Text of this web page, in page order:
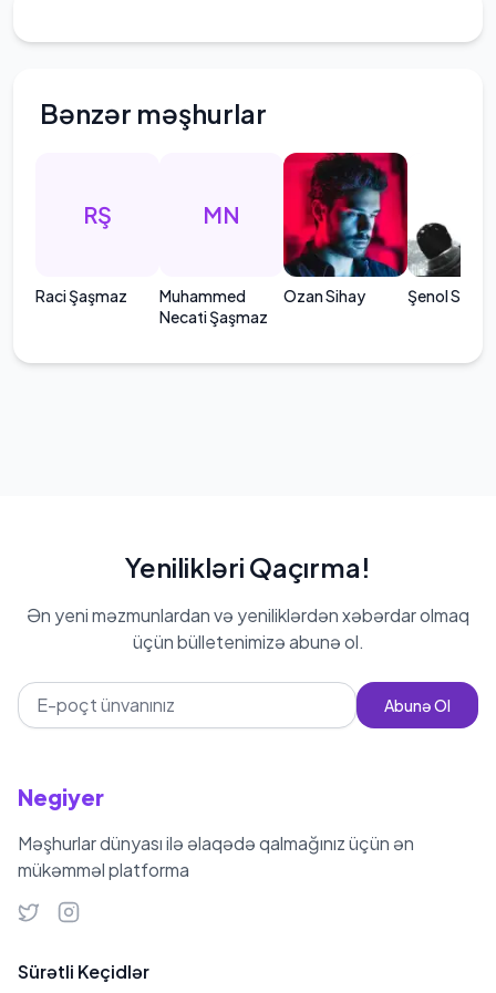
Bənzər məşhurlar
RŞ
Raci Şaşmaz
MN
Muhammed
Necati Şaşmaz
Ozan Sihay Şenol
Yenilikləri Qaçırma!
Ən yeni məzmunlardan və yeniliklərdən xəbərdar olmaq
üçün bülletenimizə abunə ol.
Abunə Ol
Negiyer
Məşhurlar dünyası ilə əlaqədə qalmağınız üçün ən
mükəmməl platforma
Sürətli Keçidlər